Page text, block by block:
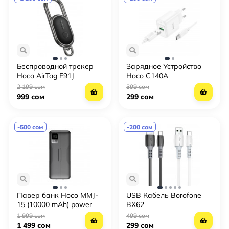
Беспроводной трекер
Hoco AirTag E91J
2 199 сом
999 сом
Зарядное Устройство
Hoco C140A
399 сом
299 сом
-500 сом
Павер банк Hoco MMJ-
15 (10000 mAh) power
bank
1 999 сом
1 499 сом
-200 сом
USB Кабель Borofone
BX62
499 сом
299 сом